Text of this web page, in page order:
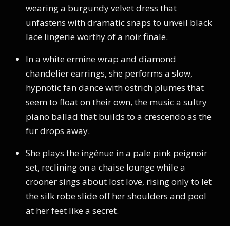
wearing a burgundy velvet dress that
unfastens with dramatic snaps to unveil black
lace lingerie worthy of a noir finale.
In a white ermine wrap and diamond
chandelier earrings, she performs a slow,
hypnotic fan dance with ostrich plumes that
seem to float on their own, the music a sultry
piano ballad that builds to a crescendo as the
fur drops away.
She plays the ingénue in a pale pink peignoir
set, reclining on a chaise lounge while a
crooner sings about lost love, rising only to let
the silk robe slide off her shoulders and pool
at her feet like a secret.